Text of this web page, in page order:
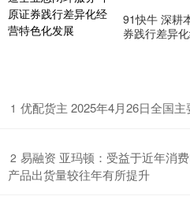
91快牛 深耕
券践行差异
1 优配货主 2025年4月26日全国
2 易融资 亚玛顿：受益于近年消
产品出货量较往年有所提升